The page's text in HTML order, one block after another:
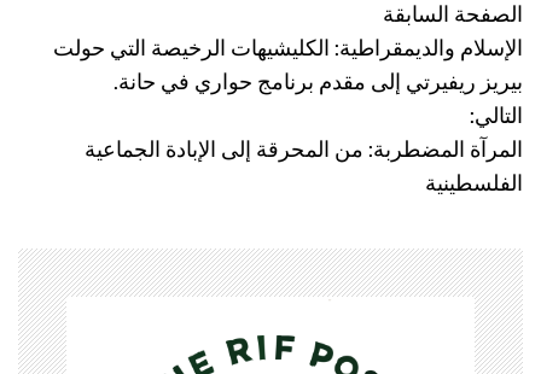
N
a
v
e
a
c
الصفحة السابقة
الإسلام والديمقراطية: الكليشيهات الرخيصة التي حولت
بيريز ريفيرتي إلى مقدم برنامج حواري في حانة.
التالي:
المرآة المضطربة: من المحرقة إلى الإبادة الجماعية
الفلسطينية